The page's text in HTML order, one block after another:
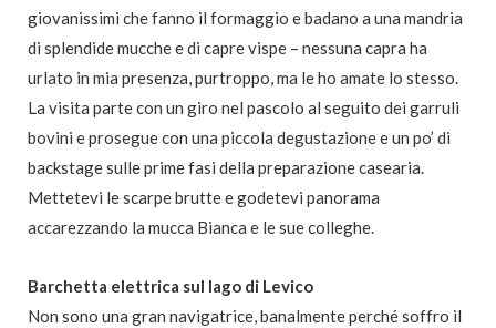
giovanissimi che fanno il formaggio e badano a una mandria
di splendide mucche e di capre vispe – nessuna capra ha
urlato in mia presenza, purtroppo, ma le ho amate lo stesso.
La visita parte con un giro nel pascolo al seguito dei garruli
bovini e prosegue con una piccola degustazione e un po’ di
backstage sulle prime fasi della preparazione casearia.
Mettetevi le scarpe brutte e godetevi panorama
accarezzando la mucca Bianca e le sue colleghe.
Barchetta elettrica sul lago di Levico
Non sono una gran navigatrice, banalmente perché soffro il